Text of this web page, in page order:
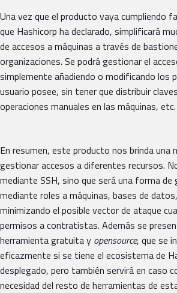
Una vez que el producto vaya cumpliendo
que Hashicorp ha declarado, simplificará
de accesos a máquinas a través de
organizaciones. Se podrá gestionar el
simplemente añadiendo o modificando los
usuario posee, sin tener que distribuir
operaciones manuales en las máquinas, etc.
En resumen, este producto nos brinda una
gestionar accesos a diferentes recursos.
mediante SSH, sino que será una forma
mediante roles a máquinas, bases de
minimizando el posible vector de ataque
permisos a contratistas. Además se
herramienta gratuita y opensource, que se
eficazmente si se tiene el ecosistema de
desplegado, pero también servirá en caso
necesidad del resto de herramientas de